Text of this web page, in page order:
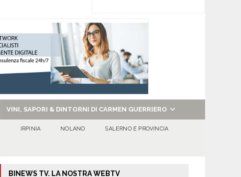
VINI, SAPORI & DINTORNI DI CARMEN GUERRIERO
IRPINIA NOLANO SALERNO E PROVINCIA
BINEWS TV. LA NOSTRA WEBTV